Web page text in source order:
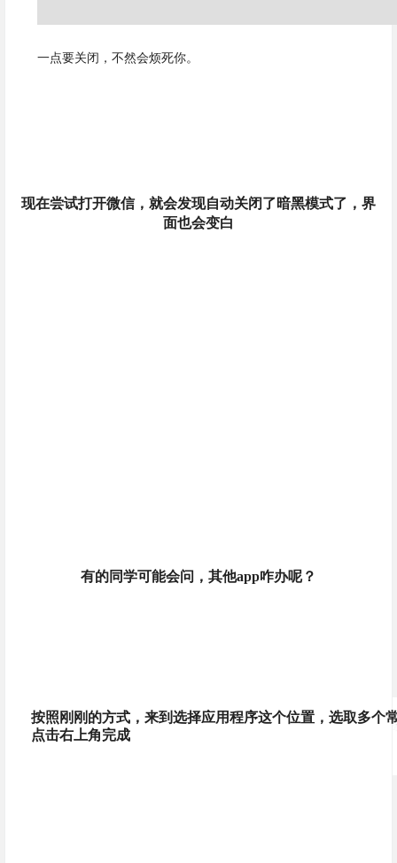
一点要关闭，不然会烦死你。
现在尝试打开微信，就会发现自动关闭了暗黑模式了，界
面也会变白
有的同学可能会问，其他app咋办呢？
按照刚刚的方式，来到选择应用程序这个位置，选取多个
点击右上角完成